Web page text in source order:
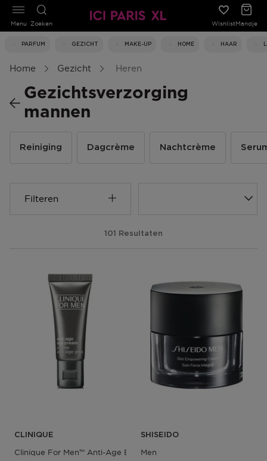
Zoeken WishlistMandje
PARFUM GEZICHT MAKE-UP HOME HAAR
Menu
Home Gezicht Heren
Gezichtsverzorging
mannen
Reiniging Dagcrème Nachtcrème
Filteren
101 Resultaten
CLINIQUE
Clinique For Men™ Anti-Age Eye Cream
SHISEIDO
Men